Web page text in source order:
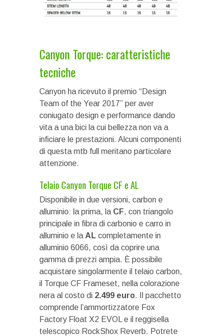
Canyon Torque: caratteristiche
tecniche
Canyon ha ricevuto il premio “Design
Team of the Year 2017” per aver
coniugato design e performance dando
vita a una bici la cui bellezza non va a
inficiare le prestazioni. Alcuni componenti
di questa mtb full meritano particolare
attenzione.
Telaio Canyon Torque CF e AL
Disponibile in due versioni, carbon e
alluminio: la prima, la CF, con triangolo
principale in fibra di carbonio e carro in
alluminio e la AL completamente in
alluminio 6066, così da coprire una
gamma di prezzi ampia. È possibile
acquistare singolarmente il telaio carbon,
il Torque CF Frameset, nella colorazione
nera al costo di 2.499 euro. Il pacchetto
comprende l’ammortizzatore Fox
Factory Float X2 EVOL e il reggisella
telescopico RockShox Reverb. Potrete